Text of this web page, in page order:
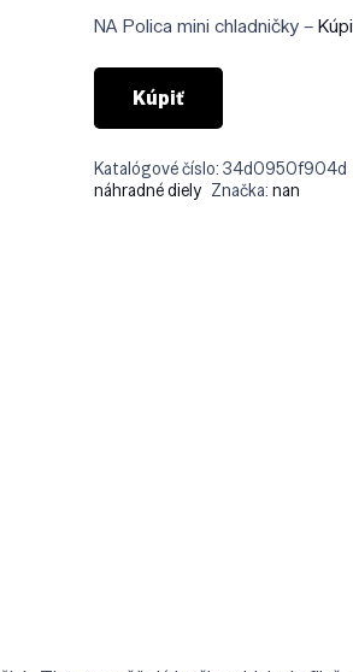
NA Polica mini chladničky –
Kúpiť
Katalógové číslo:34d0950f904d
náhradné diely Značka:nan